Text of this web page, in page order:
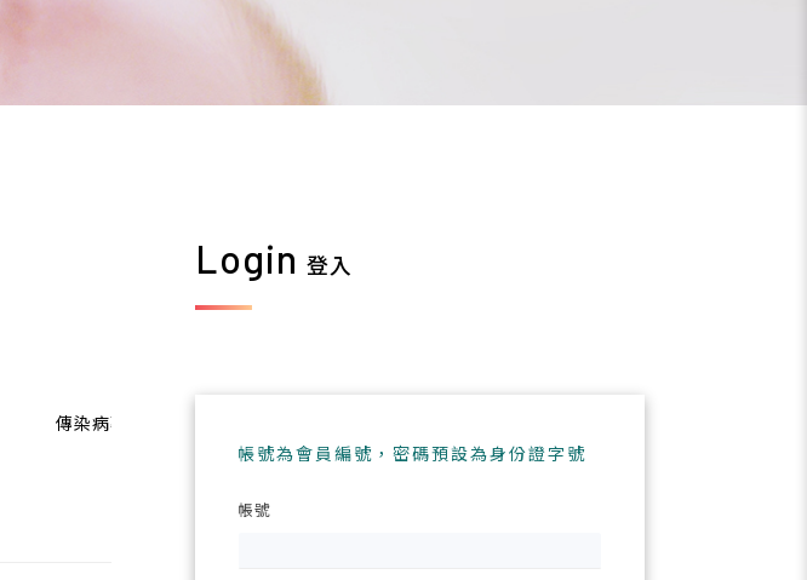
傳染病專區
Login 登入
帳號為會員編號，密碼預設為身份證字號
帳號